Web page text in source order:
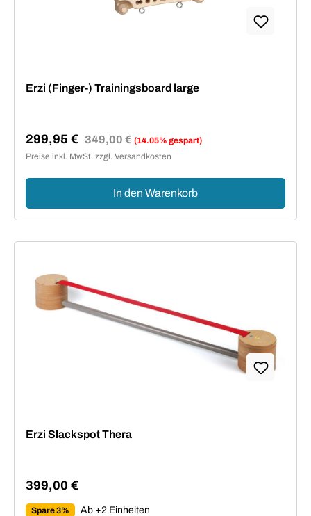
Erzi (Finger-) Trainingsboard large
Verkaufspreis:
299,95 € Regulärer Preis:
349,00 € (14.05% gespart)
Preise inkl. MwSt. zzgl. Versandkosten
In den Warenkorb
Erzi Slackspot Thera
Regulärer Preis:
399,00 €
Spare 3% Ab +2 Einheiten